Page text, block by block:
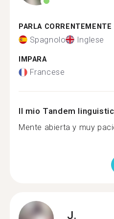
PARLA CORRENTEMENTE
Spagnolo Inglese
IMPARA
Francese
Il mio Tandem
Mente abierta y muy
J.